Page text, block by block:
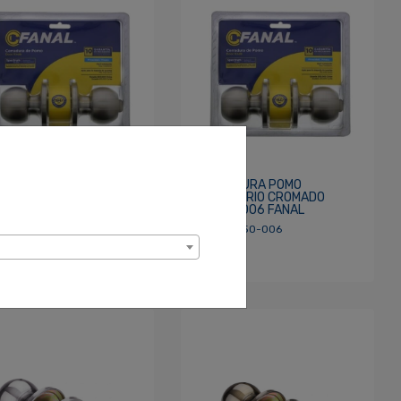
CERRADURA POMO
DORMITORIO CROMADO
90450-006 FANAL
SKU: 90450-006